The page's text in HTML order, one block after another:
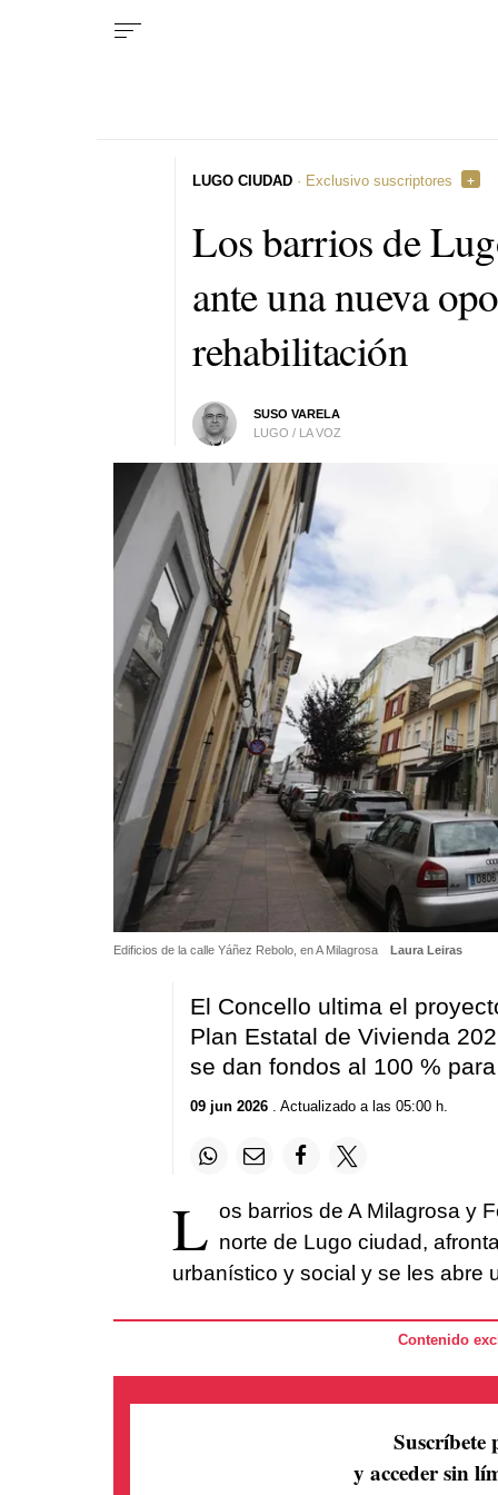
Los barrios de
ante una nueva
rehabilitación
SUSO VARELA
LUGO / LA VOZ
LUGO CIUDAD · Exclusivo suscriptores
Edificios de la calle Yáñez Rebolo, en A Milagrosa Laura Leiras
El Concello ultima el
Plan Estatal de Vivienda
se dan fondos al 100 %
09 jun 2026. Actualizado a las 05:00 h.
L os barrios de A Milagrosa y
norte de Lugo ciudad,
urbanístico y social y se les abre
Contenido
Suscríbete
y acceder sin